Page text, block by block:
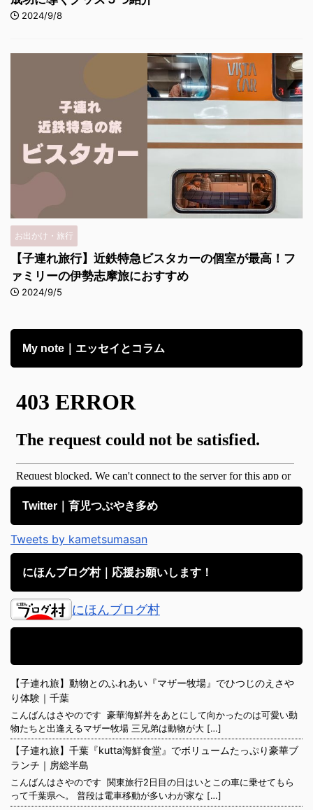
2024/9/8
お出かけ・旅行
【子連れ旅行】近鉄特急ビスタカーの個室が最高！フ
ァミリーの伊勢志摩旅におすすめ
2024/9/5
My note｜エッセイとコラム
Twitter｜育児つぶやき多め
Tweets by kametsumasan
にほんブログ村｜応援お願いします！
にほんブログ村
【子連れ旅】動物とのふれあい『マザー牧場』でひつじのえさや
り体験｜千葉
こんばんはさやのです 豪華海鮮丼をあとにして向かったのは可愛い動
物たちと出逢えるマザー牧場 三兄弟は動物が大 […]
【子連れ旅】千葉『kutta海鮮食堂』でボリュームたっぷり豪華ブ
ランチ｜房総半島
こんばんはさやのです 関東旅行2日目の日はいとこの車に乗せてもら
って千葉県へ。 普段は電車移動が多いわが家な […]